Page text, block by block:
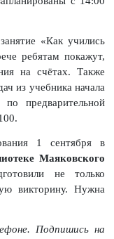
«Как учились
ребятам покажут,
на счётах. Также
из учебника начала
предварительной
1 сентября в
Маяковского
не только
викторину. Нужна
Подпишись на